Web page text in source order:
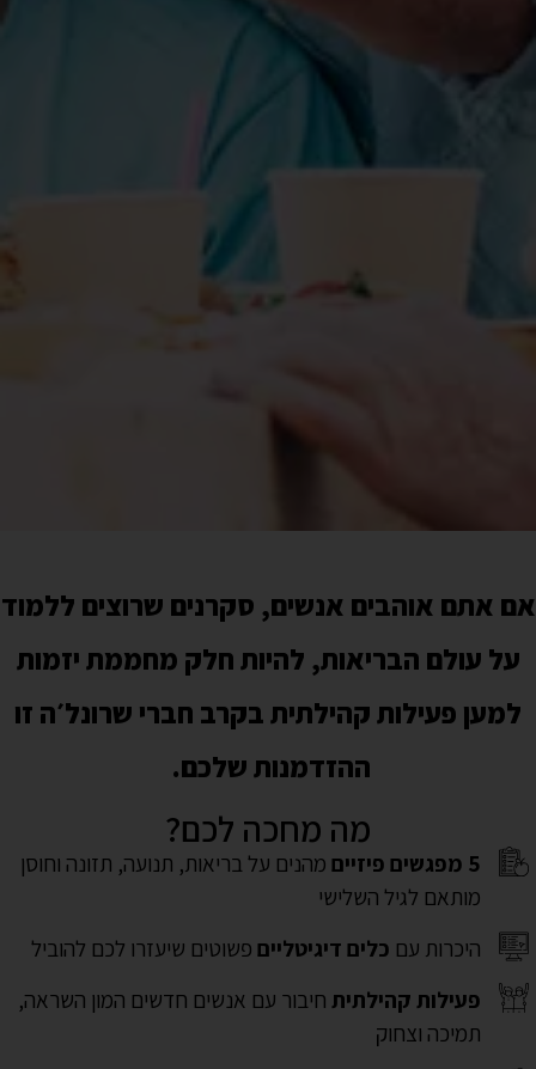
אתם אוהבים אנשים, סקרנים שרוצים ללמוד
על עולם הבריאות, להיות חלקמחממת יזמות
למען פעילות קהילתיתבקרב חברי שרונל׳ה זו
ההזדמנות שלכם.
מה מחכה לכם?
מהנים על בריאות, תנועה, תזונה וחוסן
מותאם לגיל השלישי
היכרות עםכלים דיגיטלייםפשוטים שיעזרו לכם להוביל
פעילות קהילתיתחיבור עם אנשים חדשים המון השראה,
תמיכה וצחוק